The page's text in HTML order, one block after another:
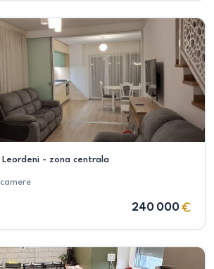
Casa/ Vila Popești Leordeni - zona centrala
camere
240 000